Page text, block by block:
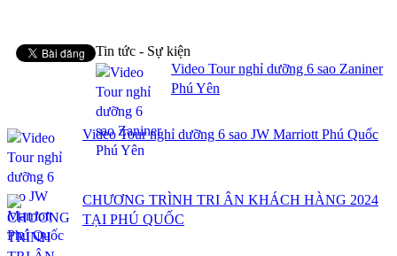
Tin tức - Sự kiện
Video Tour nghỉ dưỡng 6 sao Zaniner
Phú Yên
Video Tour nghỉ dưỡng 6 sao JW Marriott Phú Quốc
CHƯƠNG TRÌNH TRI ÂN KHÁCH HÀNG 2024
TẠI PHÚ QUỐC